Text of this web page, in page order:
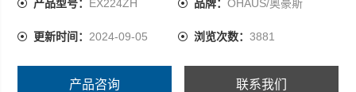
产品型号： EX224ZH 品牌： OHAUS/奥豪斯
更新时间： 2024-09-05 浏览次数： 3881
产品咨询 联系我们